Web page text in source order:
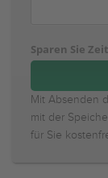
Sparen Sie
Mit Absenden
mit der
für Sie